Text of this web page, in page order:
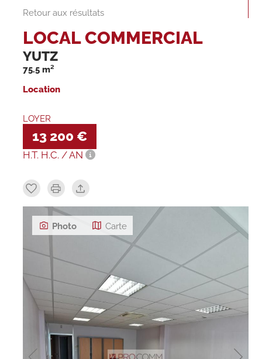
Retour aux résultats
Photo Carte
LOCAL COMMERCIAL
YUTZ
75.5 m²
Location
LOYER
13 200 €
H.T. H.C. / AN